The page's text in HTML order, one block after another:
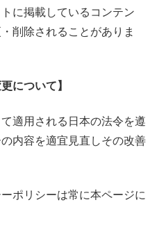
に掲載しているコンテン
削除されることがありま
について】
適用される日本の法令を遵
内容を適宜見直しその改善
ポリシーは常に本ページに